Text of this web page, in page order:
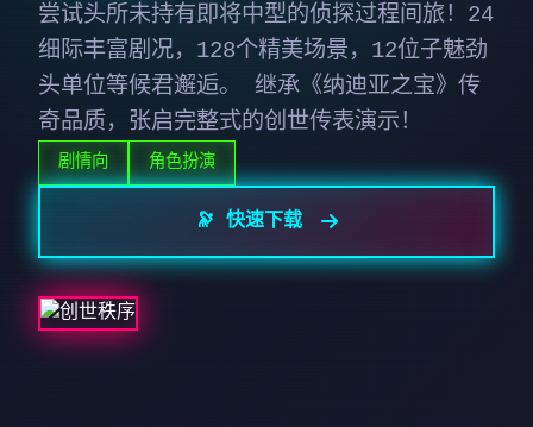
尝试头所未持有即将中型的侦探过程间旅！24
细际丰富剧况，128个精美场景，12位子魅劲
头单位等候君邂逅。 继承《纳迪亚之宝》传
奇品质，张启完整式的创世传表演示！
剧情向 角色扮演
🔭 快速下载